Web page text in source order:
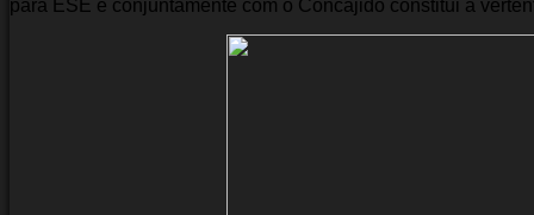
para ESE e conjuntamente com o Concajido constitui a